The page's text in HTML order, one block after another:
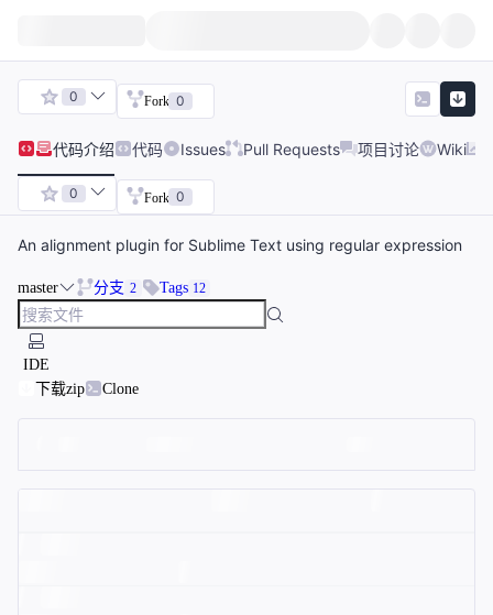
0 Fork 0
代码介绍 代码 Issues Pull Requests 项目讨论 Wiki
0 Fork 0
An alignment plugin for Sublime Text using regular expression
master 分支 2 Tags 12
IDE
下载zip
Clone